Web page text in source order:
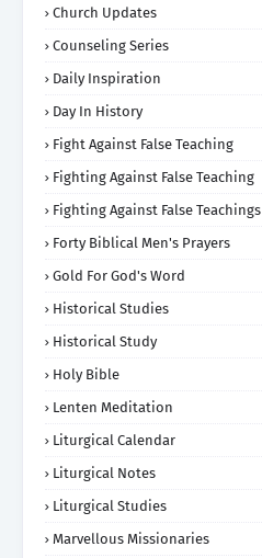
Church Updates
Counseling Series
Daily Inspiration
Day In History
Fight Against False Teaching
Fighting Against False Teaching
Fighting Against False Teachings
Forty Biblical Men's Prayers
Gold For God's Word
Historical Studies
Historical Study
Holy Bible
Lenten Meditation
Liturgical Calendar
Liturgical Notes
Liturgical Studies
Marvellous Missionaries